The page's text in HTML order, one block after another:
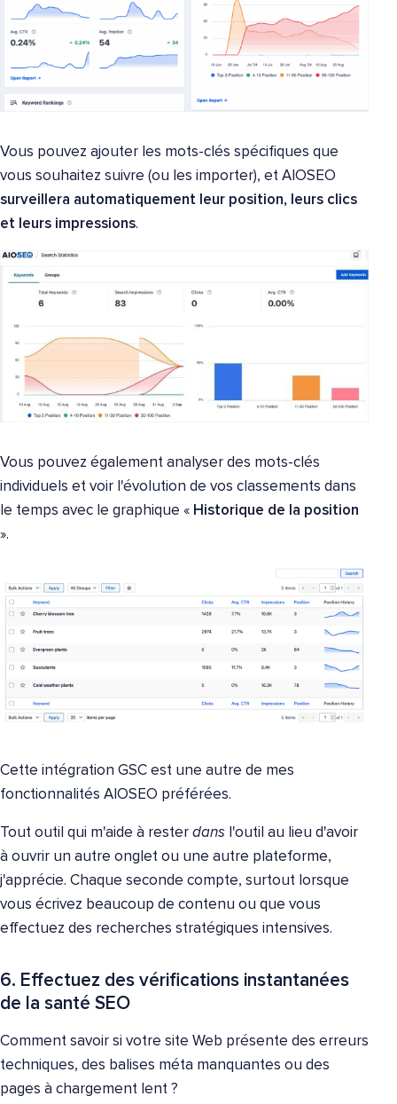
Vous pouvez ajouter les mots-clés spécifiques que
vous souhaitez suivre (ou les importer), et AIOSEO
surveillera automatiquement leur position, leurs clics
et leurs impressions.
Vous pouvez également analyser des mots-clés
individuels et voir l'évolution de vos classements dans
le temps avec le graphique « Historique de la position
».
Cette intégration GSC est une autre de mes
fonctionnalités AIOSEO préférées.
Tout outil qui m'aide à rester dans l'outil au lieu d'avoir
à ouvrir un autre onglet ou une autre plateforme,
j'apprécie. Chaque seconde compte, surtout lorsque
vous écrivez beaucoup de contenu ou que vous
effectuez des recherches stratégiques intensives.
6. Effectuez des vérifications instantanées
de la santé SEO
Comment savoir si votre site Web présente des erreurs
techniques, des balises méta manquantes ou des
pages à chargement lent ?